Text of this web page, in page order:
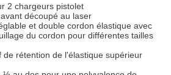
2 chargeurs pistolet
découpé au laser
et double cordon élastique avec
du cordon pour différentes tailles
de rétention de l'élastique supérieur